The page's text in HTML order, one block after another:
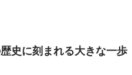
史に刻まれる大きな一歩